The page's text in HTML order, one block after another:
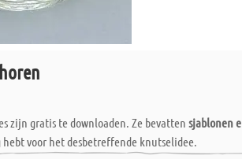
zijn gratis te downloaden. Ze bevatten sjablonen
voor het desbetreffende knutselidee.